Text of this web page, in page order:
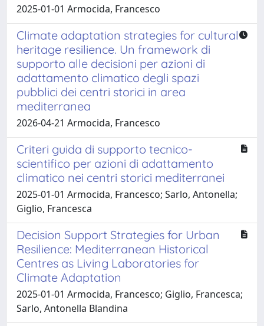
2025-01-01 Armocida, Francesco
Climate adaptation strategies for cultural
heritage resilience. Un framework di
supporto alle decisioni per azioni di
adattamento climatico degli spazi
pubblici dei centri storici in area
mediterranea
2026-04-21 Armocida, Francesco
Criteri guida di supporto tecnico-
scientifico per azioni di adattamento
climatico nei centri storici mediterranei
2025-01-01 Armocida, Francesco; Sarlo, Antonella;
Giglio, Francesca
Decision Support Strategies for Urban
Resilience: Mediterranean Historical
Centres as Living Laboratories for
Climate Adaptation
2025-01-01 Armocida, Francesco; Giglio, Francesca;
Sarlo, Antonella Blandina